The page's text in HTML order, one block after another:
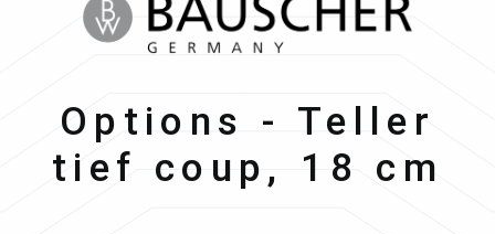
Bauscher
Options - Teller
tief coup, 18 cm